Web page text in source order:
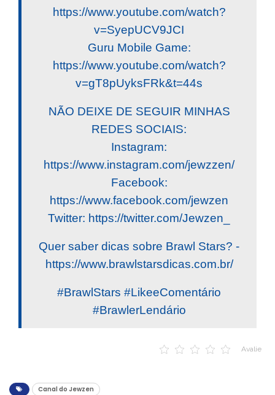
https://www.youtube.com/watch?
v=SyepUCV9JCI
Guru Mobile Game:
https://www.youtube.com/watch?
v=gT8pUyksFRk&t=44s
NÃO DEIXE DE SEGUIR MINHAS
REDES SOCIAIS:
Instagram:
https://www.instagram.com/jewzzen/
Facebook:
https://www.facebook.com/jewzen
Twitter: https://twitter.com/Jewzen_
Quer saber dicas sobre Brawl Stars? -
https://www.brawlstarsdicas.com.br/
#BrawlStars #LikeeComentário
#BrawlerLendário
Avalie
Canal do Jewzen